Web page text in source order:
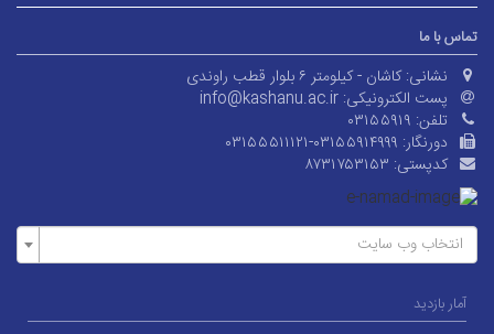
تماس با ما
نشانی: کاشان - کیلومتر ۶ بلوار قطب راوندی
پست الکترونیکی: info@kashanu.ac.ir
تلفن: ۰۳۱۵۵۹۱۹
دورنگار: ۰۳۱۵۵۵۱۱۱۲۱-۰۳۱۵۵۹۱۴۹۹۹
کدپستی: ۸۷۳۱۷۵۳۱۵۳
انتخاب وب سایت
آمار بازدید